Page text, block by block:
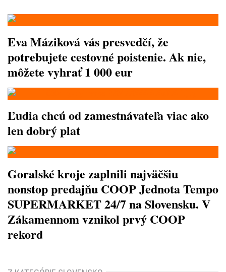
Eva Máziková vás presvedčí, že
potrebujete cestovné poistenie. Ak nie,
môžete vyhrať 1 000 eur
Ľudia chcú od zamestnávateľa viac ako
len dobrý plat
Goralské kroje zaplnili najväčšiu
nonstop predajňu COOP Jednota Tempo
SUPERMARKET 24/7 na Slovensku. V
Zákamennom vznikol prvý COOP
rekord